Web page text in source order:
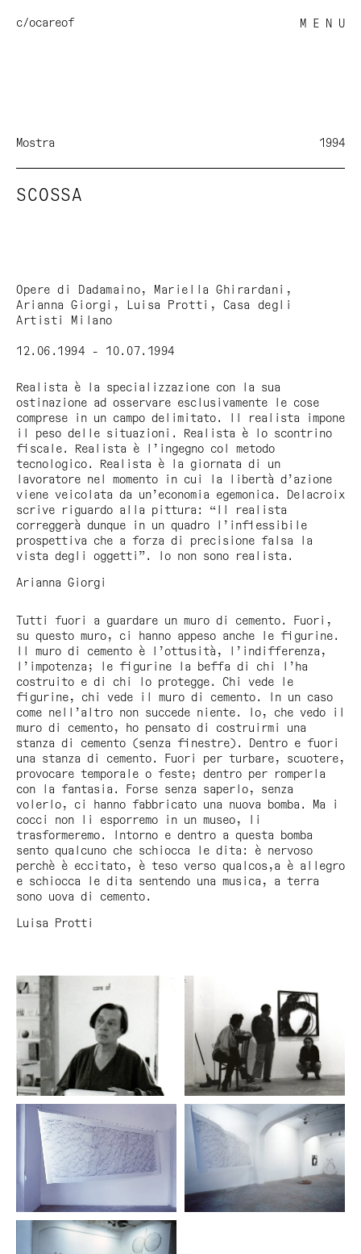
c/ocareof M E N U
Mostra 1994
SCOSSA
Opere di Dadamaino, Mariella Ghirardani,
Arianna Giorgi, Luisa Protti, Casa degli
Artisti Milano
12.06.1994 - 10.07.1994
Realista è la specializzazione con la sua
ostinazione ad osservare esclusivamente le cose
comprese in un campo delimitato. Il realista impone
il peso delle situazioni. Realista è lo scontrino
fiscale. Realista è l’ingegno col metodo
tecnologico. Realista è la giornata di un
lavoratore nel momento in cui la libertà d’azione
viene veicolata da un’economia egemonica. Delacroix
scrive riguardo alla pittura: “Il realista
correggerà dunque in un quadro l’inflessibile
prospettiva che a forza di precisione falsa la
vista degli oggetti”. Io non sono realista.
Arianna Giorgi
Tutti fuori a guardare un muro di cemento. Fuori,
su questo muro, ci hanno appeso anche le figurine.
Il muro di cemento è l’ottusità, l’indifferenza,
l’impotenza; le figurine la beffa di chi l’ha
costruito e di chi lo protegge. Chi vede le
figurine, chi vede il muro di cemento. In un caso
come nell’altro non succede niente. Io, che vedo il
muro di cemento, ho pensato di costruirmi una
stanza di cemento (senza finestre). Dentro e fuori
una stanza di cemento. Fuori per turbare, scuotere,
provocare temporale o feste; dentro per romperla
con la fantasia. Forse senza saperlo, senza
volerlo, ci hanno fabbricato una nuova bomba. Ma i
cocci non li esporremo in un museo, li
trasformeremo. Intorno e dentro a questa bomba
sento qualcuno che schiocca le dita: è nervoso
perchè è eccitato, è teso verso qualcos,a è allegro
e schiocca le dita sentendo una musica, a terra
sono uova di cemento.
Luisa Protti